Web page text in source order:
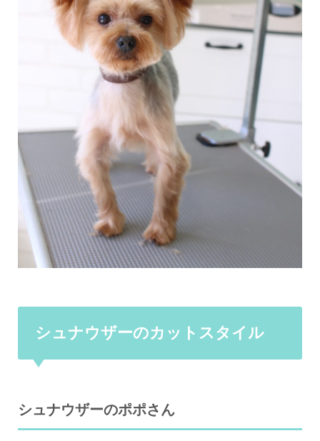
シュナウザーのカットスタイル
シュナウザーのポポさん